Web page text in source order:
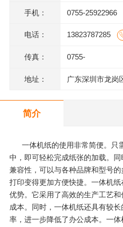
手机： 0755-25922966
电话： 13823787285
传真： 0755-
地址： 广东深圳市龙岗
简介
一体机纸的使用非常简便。只
中，即可轻松完成纸张的加载。
兼容性，可以与各种品牌和型号
打印变得更加方便快捷。一体机
优势。它采用了高效的生产工艺
成本。同时，一体机纸还具有较
率，进一步降低了办公成本。一